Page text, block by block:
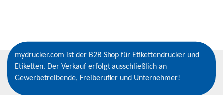
mydrucker.com ist der B2B Shop für Etikettendrucker und
Etiketten. Der Verkauf erfolgt ausschließlich an
Gewerbetreibende, Freiberufler und Unternehmer!